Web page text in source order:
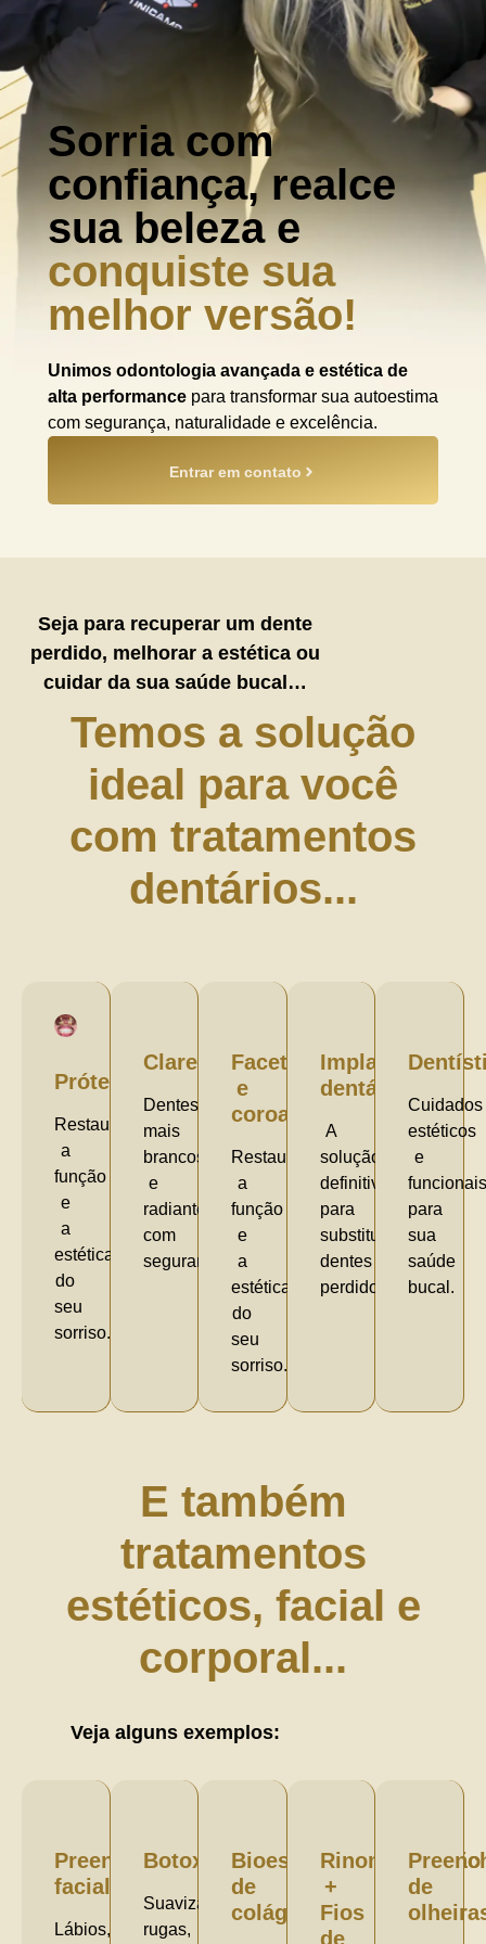
Sorria com
confiança, realce
sua beleza e
conquiste sua
melhor versão!
Unimos odontologia avançada e estética de
alta performance para transformar sua autoestima
com segurança, naturalidade e excelência.
Entrar em contato
Seja para recuperar um dente
perdido, melhorar a estética ou
cuidar da sua saúde bucal…
Temos a solução
ideal para você
com tratamentos
dentários...
Próteses
Restaure
a
função
e
a
estética
do
seu
sorriso.
Clareamento
Dentes
mais
brancos
e
radiantes
com
segurança.
Facetas
e
coroas
Restaure
a
função
e
a
estética
do
seu
sorriso.
Implantes
dentários
A
solução
definitiva
para
substituir
dentes
perdidos.
Cuidados
estéticos
e
para
sua
saúde
bucal.
E também
tratamentos
estéticos, facial e
corporal...
Veja alguns exemplos:
Preenchimento
facial
Lábios,
Botox
Suaviza
rugas,
Bioestimulador
de
colágeno
Rinomodelação
+
Fios
de
de